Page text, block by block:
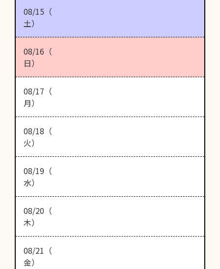
08/15（
土）
08/16（
日）
08/17（
月）
08/18（
火）
08/19（
水）
08/20（
木）
08/21（
金）